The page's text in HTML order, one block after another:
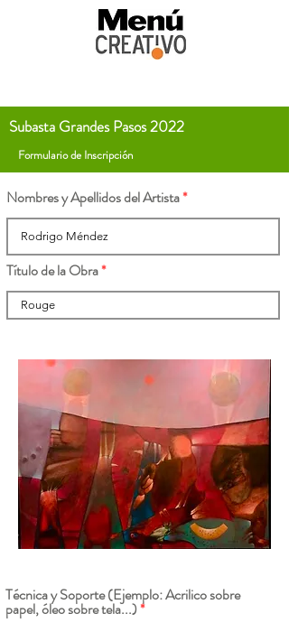
Subasta Grandes Pasos 2022
Formulario de Inscripción
Nombres y Apellidos del Artista
Título de la Obra
Técnica y Soporte (Ejemplo: Acrilico sobre
papel, óleo sobre tela...)